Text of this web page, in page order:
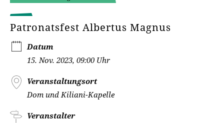
Patronatsfest Albertus Magnus
Datum
15. Nov. 2023, 09:00 Uhr
Veranstaltungsort
Dom und Kiliani-Kapelle
Veranstalter